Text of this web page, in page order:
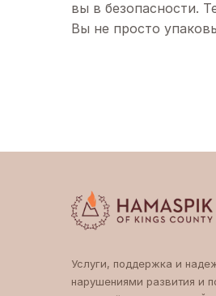
вы в безопасности.
Вы не просто
Услуги, поддержка и
нарушениями развития и